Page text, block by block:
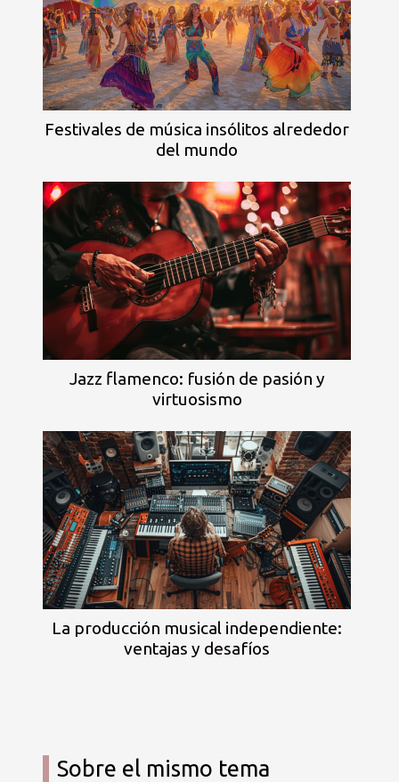
Festivales de música insólitos alrededor
del mundo
Jazz flamenco: fusión de pasión y
virtuosismo
La producción musical independiente:
ventajas y desafíos
Sobre el mismo tema